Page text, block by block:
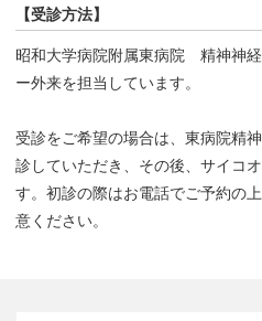
【受診方法】
昭和大学病院附属東病院 精神神
ー外来を担当しています。
受診をご希望の場合は、東病院精
診していただき、その後、サイコ
す。初診の際はお電話でご予約の
意ください。